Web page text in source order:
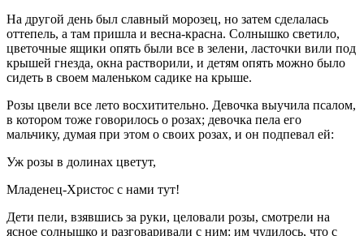
На другой день был славный морозец, но затем сделалась
оттепель, а там пришла и весна-красна. Солнышко светило,
цветочные ящики опять были все в зелени, ласточки вили под
крышей гнезда, окна растворили, и детям опять можно было
сидеть в своем маленьком садике на крыше.
Розы цвели все лето восхитительно. Девочка выучила псалом,
в котором тоже говорилось о розах; девочка пела его
мальчику, думая при этом о своих розах, и он подпевал ей:
Уж розы в долинах цветут,
Младенец-Христос с нами тут!
Дети пели, взявшись за руки, целовали розы, смотрели на
ясное солнышко и разговаривали с ним: им чудилось, что с